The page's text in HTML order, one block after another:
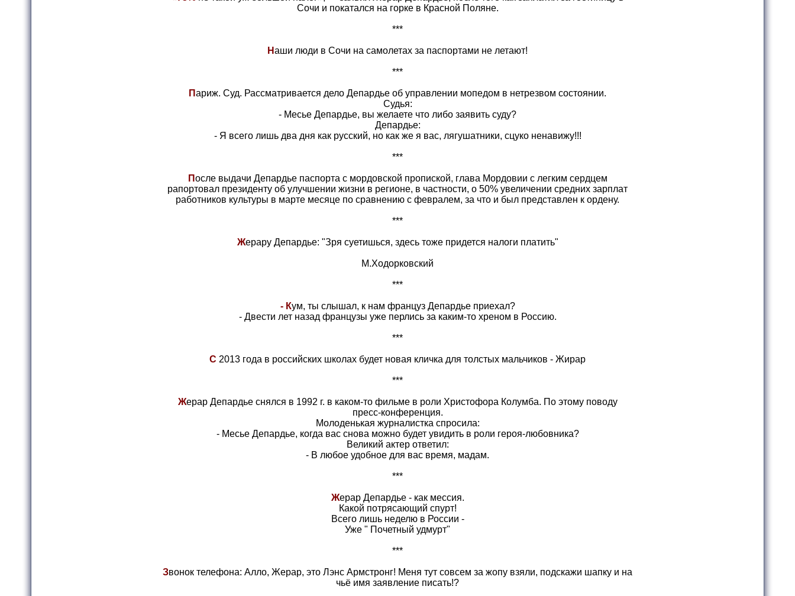
Сочи и покатался на горке в Красной Поляне.
***
Наши люди в Сочи на самолетах за паспортами не летают!
***
Париж. Суд. Рассматривается дело Депардье об управлении мопедом в нетрезвом состоянии.
Судья:
- Месье Депардье, вы желаете что либо заявить суду?
Депардье:
- Я всего лишь два дня как русский, но как же я вас, лягушатники, сцуко ненавижу!!!
***
После выдачи Депардье паспорта с мордовской пропиской, глава Мордовии с легким сердцем
рапортовал президенту об улучшении жизни в регионе, в частности, о 50% увеличении средних зарплат
работников культуры в марте месяце по сравнению с февралем, за что и был представлен к ордену.
***
Жерару Депардье: "Зря суетишься, здесь тоже придется налоги платить"
М.Ходорковский
***
- Кум, ты слышал, к нам француз Депардье приехал?
- Двести лет назад французы уже перлись за каким-то хреном в Россию.
***
С 2013 года в российских школах будет новая кличка для толстых мальчиков - Жирар
***
Жерар Депардье снялся в 1992 г. в каком-то фильме в роли Христофора Колумба. По этому поводу
пресс-конференция.
Молоденькая журналистка спросила:
- Месье Депардье, когда вас снова можно будет увидить в роли героя-любовника?
Великий актер ответил:
- В любое удобное для вас время, мадам.
***
Жерар Депардье - как мессия.
Какой потрясающий спурт!
Всего лишь неделю в России -
Уже " Почетный удмурт"
***
Звонок телефона: Алло, Жерар, это Лэнс Армстронг! Меня тут совсем за жопу взяли, подскажи шапку и на
чьё имя заявление писать!?